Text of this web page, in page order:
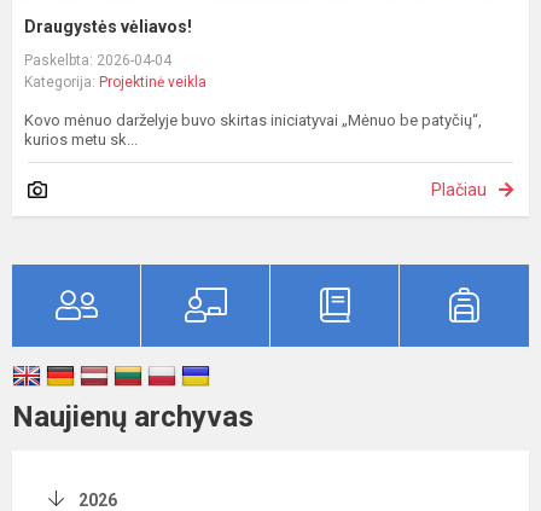
Draugystės vėliavos!
Paskelbta: 2026-04-04
Kategorija: Projektinė veikla
Kovo mėnuo darželyje buvo skirtas iniciatyvai „Mėnuo be patyčių“,
kurios metu sk...
Plačiau
Naujienų archyvas
2026